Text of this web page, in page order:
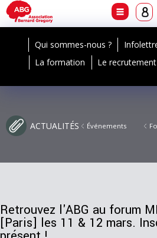
Qui sommes-nous ?
La formation
Le recrutement
ACTUALITÉS Événements
Retrouvez l'ABG au forum
[Paris] les 11 & 12 mars.